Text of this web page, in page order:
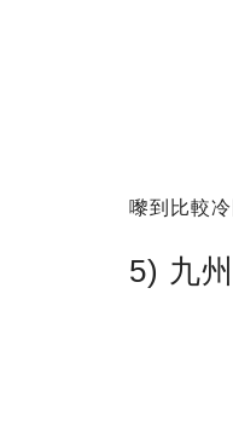
嚟到比較
5) 九